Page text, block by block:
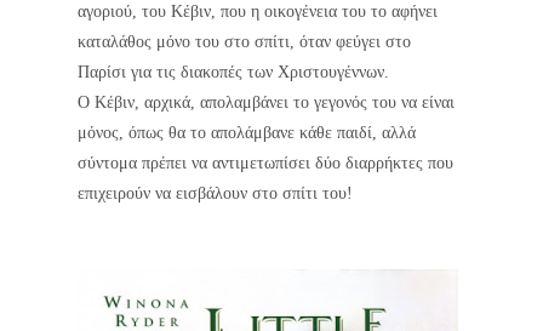
αγοριού, του Κέβιν, που η οικογένεια του το αφήνει
καταλάθος μόνο του στο σπίτι, όταν φεύγει στο
Παρίσι για τις διακοπές των Χριστουγέννων.
Ο Κέβιν, αρχικά, απολαμβάνει το γεγονός του να είναι
μόνος, όπως θα το απολάμβανε κάθε παιδί, αλλά
σύντομα πρέπει να αντιμετωπίσει δύο διαρρήκτες που
επιχειρούν να εισβάλουν στο σπίτι του!